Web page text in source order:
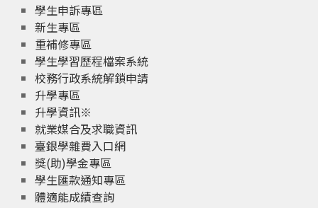
學生申訴專區
新生專區
重補修專區
學生學習歷程檔案系統
校務行政系統解鎖申請
升學專區
升學資訊※
就業媒合及求職資訊
臺銀學雜費入口網
獎(助)學金專區
學生匯款通知專區
體適能成績查詢